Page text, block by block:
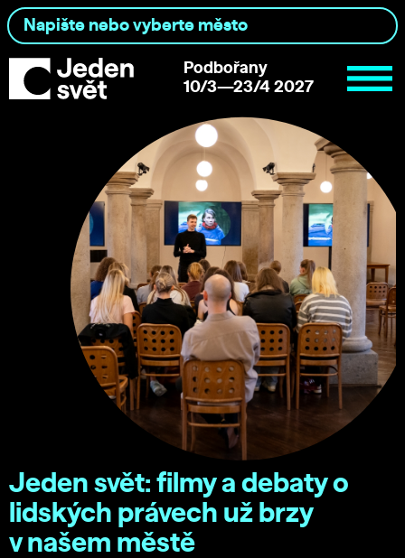
Podbořany
10/3—23/4 2027
Jeden svět: filmy a debaty o
lidských právech už brzy
v našem městě